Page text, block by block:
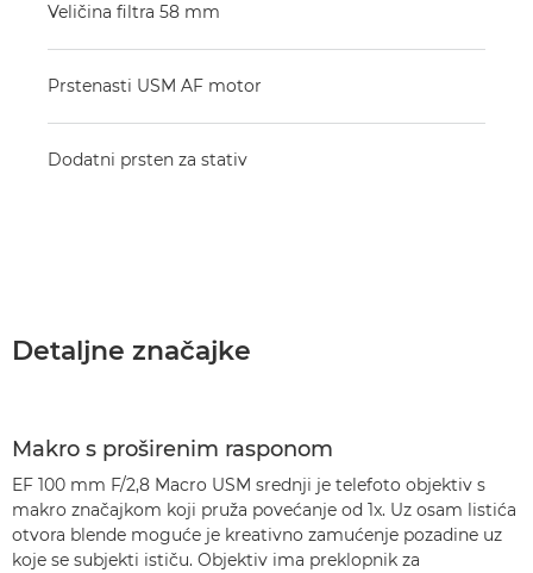
Veličina filtra 58 mm
Prstenasti USM AF motor
Dodatni prsten za stativ
Detaljne značajke
Makro s proširenim rasponom
EF 100 mm F/2,8 Macro USM srednji je telefoto objektiv s
makro značajkom koji pruža povećanje od 1x. Uz osam listića
otvora blende moguće je kreativno zamućenje pozadine uz
koje se subjekti ističu. Objektiv ima preklopnik za